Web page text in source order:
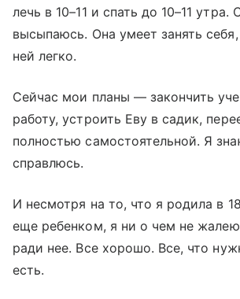
лечь в 10–11 и спать до 10–11
высыпаюсь. Она умеет занять
ней легко.
Сейчас мои планы — закончить
работу, устроить Еву в садик,
полностью самостоятельной. Я
справлюсь.
И несмотря на то, что я родила в
еще ребенком, я ни о чем не
ради нее. Все хорошо. Все, что
есть.